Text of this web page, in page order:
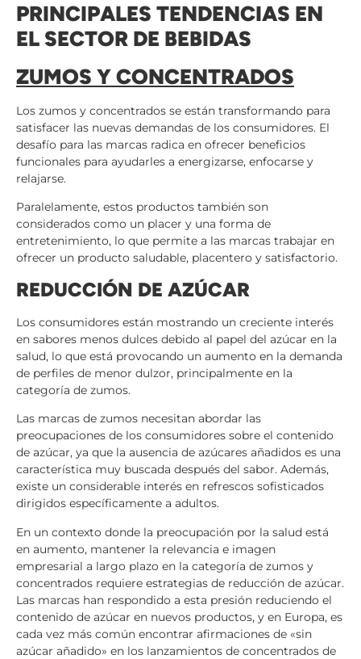
PRINCIPALES TENDENCIAS EN
EL SECTOR DE BEBIDAS
ZUMOS Y CONCENTRADOS
Los zumos y concentrados se están transformando para
satisfacer las nuevas demandas de los consumidores. El
desafío para las marcas radica en ofrecer beneficios
funcionales para ayudarles a energizarse, enfocarse y
relajarse.
Paralelamente, estos productos también son
considerados como un placer y una forma de
entretenimiento, lo que permite a las marcas trabajar en
ofrecer un producto saludable, placentero y satisfactorio.
REDUCCIÓN DE AZÚCAR
Los consumidores están mostrando un creciente interés
en sabores menos dulces debido al papel del azúcar en la
salud, lo que está provocando un aumento en la demanda
de perfiles de menor dulzor, principalmente en la
categoría de zumos.
Las marcas de zumos necesitan abordar las
preocupaciones de los consumidores sobre el contenido
de azúcar, ya que la ausencia de azúcares añadidos es una
característica muy buscada después del sabor. Además,
existe un considerable interés en refrescos sofisticados
dirigidos específicamente a adultos.
En un contexto donde la preocupación por la salud está
en aumento, mantener la relevancia e imagen
empresarial a largo plazo en la categoría de zumos y
concentrados requiere estrategias de reducción de azúcar.
Las marcas han respondido a esta presión reduciendo el
contenido de azúcar en nuevos productos, y en Europa, es
cada vez más común encontrar afirmaciones de «sin
azúcar añadido» en los lanzamientos de concentrados de